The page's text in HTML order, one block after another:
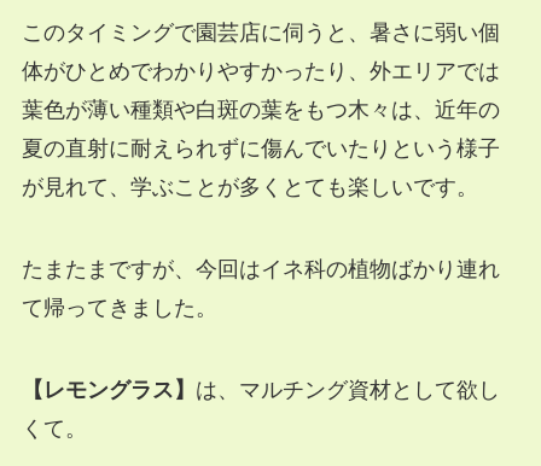
このタイミングで園芸店に伺うと、暑さに弱い個
体がひとめでわかりやすかったり、外エリアでは
葉色が薄い種類や白斑の葉をもつ木々は、近年の
夏の直射に耐えられずに傷んでいたりという様子
が見れて、学ぶことが多くとても楽しいです。
たまたまですが、今回はイネ科の植物ばかり連れ
て帰ってきました。
【レモングラス】 は、マルチング資材として欲し
くて。